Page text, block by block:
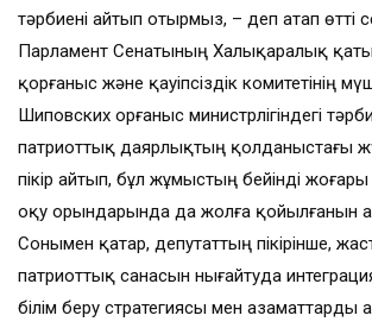
тәрбиені айтып отырмыз, – деп атап өтті
Парламент Сенатының Халықаралық
қорғаныс және қауіпсіздік комитетінің
Шиповских Қорғаныс министрлігіндегі
патриоттық даярлықтың қолданыстағы
пікір айтып, бұл жұмыстың бейінді
оқу орындарында да жолға қойылғанын
Сонымен қатар, депутаттың пікірінше,
патриоттық санасын нығайтуда
білім беру стратегиясы мен азаматтарды